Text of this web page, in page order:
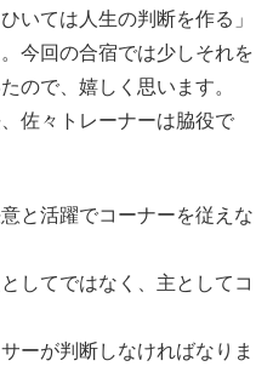
いては人生の判断を作る」
今回の合宿では少しそれを
ので、嬉しく思います。
佐々トレーナーは脇役で
と活躍でコーナーを従えな
してではなく、主としてコ
ーが判断しなければなりま